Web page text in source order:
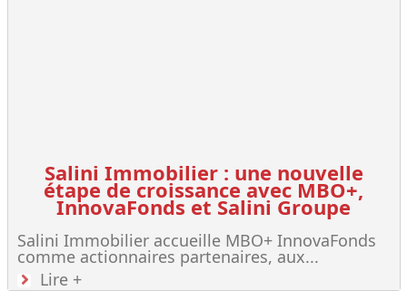
Salini Immobilier : une nouvelle
étape de croissance avec MBO+,
InnovaFonds et Salini Groupe
Salini Immobilier accueille MBO+ InnovaFonds
comme actionnaires partenaires, aux...
Lire +